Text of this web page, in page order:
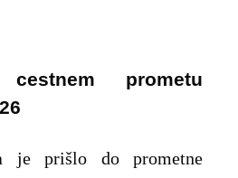
prometu
je prišlo do prometne